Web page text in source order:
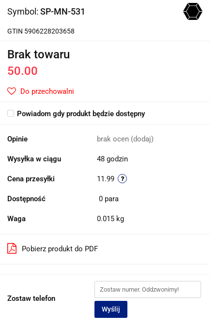
Symbol: SP-MN-531
GTIN 5906228203658
Brak towaru
50.00
Do przechowalni
Powiadom gdy produkt będzie dostępny
Opinie brak ocen (dodaj)
Wysyłka w ciągu 48 godzin
Cena przesyłki 11.99
Dostępność 0 para
Waga 0.015 kg
Pobierz produkt do PDF
Zostaw telefon
Wyślij